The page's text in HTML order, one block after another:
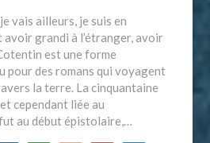
vais ailleurs, je suis en
avoir grandi à l’étranger, avoir
est une forme
pour des romans qui voyagent
la terre. La cinquantaine
cependant liée au
au début épistolaire,…